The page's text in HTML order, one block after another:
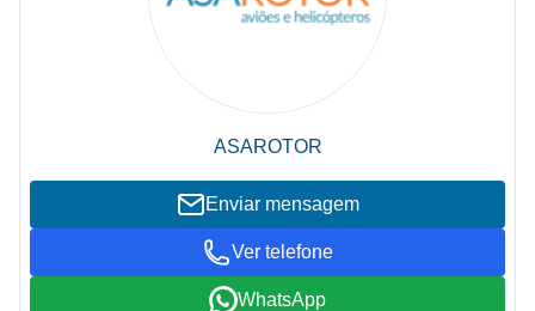
ASAROTOR
Enviar mensagem
Ver telefone
WhatsApp